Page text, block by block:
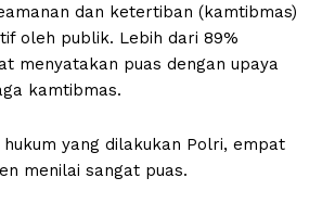
dan ketertiban (kamtibmas)
oleh publik. Lebih dari 89%
menyatakan puas dengan upaya
kamtibmas.
yang dilakukan Polri, empat
menilai sangat puas.